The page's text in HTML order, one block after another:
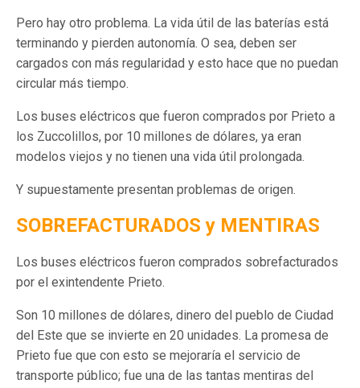
Pero hay otro problema. La vida útil de las baterías está
terminando y pierden autonomía. O sea, deben ser
cargados con más regularidad y esto hace que no puedan
circular más tiempo.
Los buses eléctricos que fueron comprados por Prieto a
los Zuccolillos, por 10 millones de dólares, ya eran
modelos viejos y no tienen una vida útil prolongada.
Y supuestamente presentan problemas de origen.
SOBREFACTURADOS y MENTIRAS
Los buses eléctricos fueron comprados sobrefacturados
por el exintendente Prieto.
Son 10 millones de dólares, dinero del pueblo de Ciudad
del Este que se invierte en 20 unidades. La promesa de
Prieto fue que con esto se mejoraría el servicio de
transporte público; fue una de las tantas mentiras del